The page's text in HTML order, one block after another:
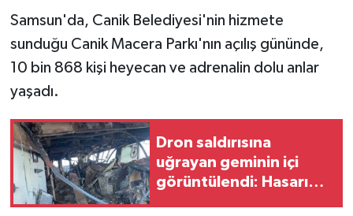
Samsun'da, Canik Belediyesi'nin hizmete
sunduğu Canik Macera Parkı'nın açılış gününde,
10 bin 868 kişi heyecan ve adrenalin dolu anlar
yaşadı.
Dron saldırısına
uğrayan geminin içi
görüntülendi: Hasarın